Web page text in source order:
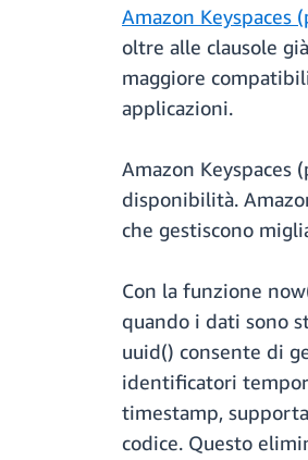
Amazon Keyspaces
oltre alle clausole
maggiore
applicazioni.
Amazon Keyspaces
disponibilità.
che gestiscono
Con la funzione
quando i dati sono
uuid() consente di
identificatori
timestamp,
codice. Questo